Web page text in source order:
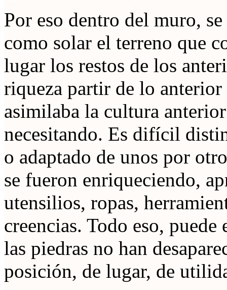
Por eso dentro del muro,
como solar el terreno que
lugar los restos de los
riqueza partir de lo
asimilaba la cultura
necesitando. Es difícil
o adaptado de unos por
se fueron enriqueciendo,
utensilios, ropas,
creencias. Todo eso,
las piedras no han
posición, de lugar, de